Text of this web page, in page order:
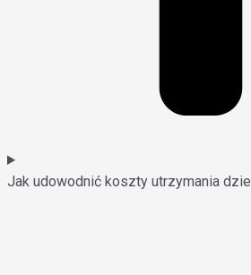
Jak udowodnić koszty utrzymania